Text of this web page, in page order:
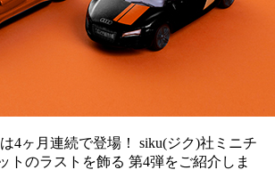
4ヶ月連続で登場！ siku(ジク)社ミニチ
トのラストを飾る 第4弾をご紹介しま